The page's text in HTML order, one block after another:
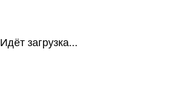
Идёт загрузка...